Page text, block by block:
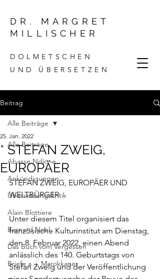
DR. MARGRET
MILLISCHER
DOLMETSCHEN
UND ÜBERSETZEN
Beitrag
Alle Beiträge
Abasse Ndione
Ankündigungen
Übersetzungskritik
Alain Blottiere
Bernard Noel
Das Buch vom Vergessen
Briefe a. j. Marokkaner
Alle Beiträge
* STEFAN ZWEIG,
EUROPÄER
25. Jan. 2022
STEFAN ZWEIG, EUROPÄER UND
WELTBÜRGER
Unter diesem Titel organisiert das
französische Kulturinstitut am Dienstag,
den 8. Februar 2022, einen Abend
anlässlich des 140. Geburtstags von
Stefan Zweig und der Veröffentlichung